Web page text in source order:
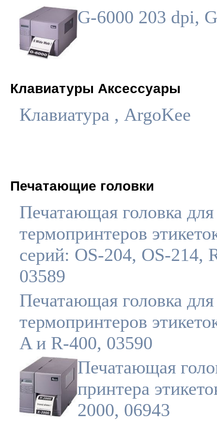
G-6000 203 dpi,
Клавиатуры Аксессуары
Клавиатура , ArgoKee
Печатающие головки
Печатающая головка для
термопринтеров
серий: OS-204, OS-214,
03589
Печатающая головка для
термопринтеров
A и R-400, 03590
Печатающая
принтера
2000, 06943